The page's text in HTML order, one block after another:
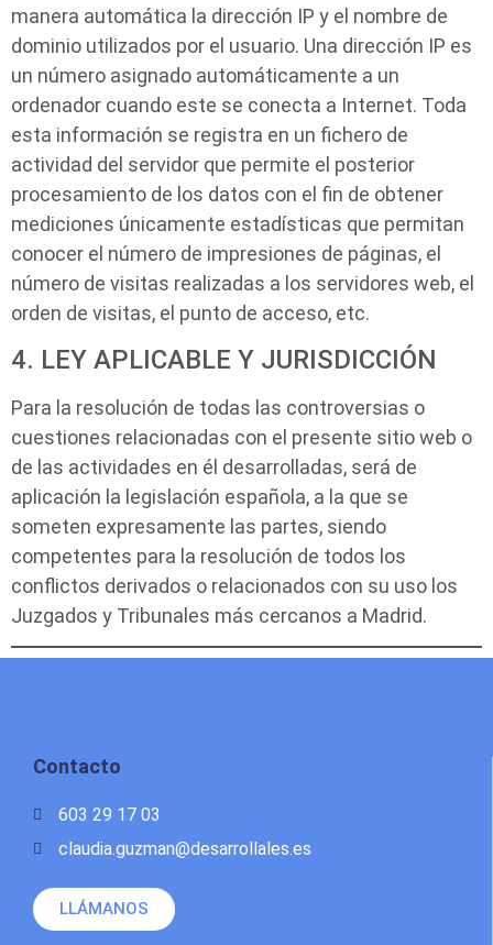
manera automática la dirección IP y el nombre de
dominio utilizados por el usuario. Una dirección IP es
un número asignado automáticamente a un
ordenador cuando este se conecta a Internet. Toda
esta información se registra en un fichero de
actividad del servidor que permite el posterior
procesamiento de los datos con el fin de obtener
mediciones únicamente estadísticas que permitan
conocer el número de impresiones de páginas, el
número de visitas realizadas a los servidores web, el
orden de visitas, el punto de acceso, etc.
4. LEY APLICABLE Y JURISDICCIÓN
Para la resolución de todas las controversias o
cuestiones relacionadas con el presente sitio web o
de las actividades en él desarrolladas, será de
aplicación la legislación española, a la que se
someten expresamente las partes, siendo
competentes para la resolución de todos los
conflictos derivados o relacionados con su uso los
Juzgados y Tribunales más cercanos a Madrid.
Contacto
603 29 17 03
claudia.guzman@desarrollales.es
LLÁMANOS